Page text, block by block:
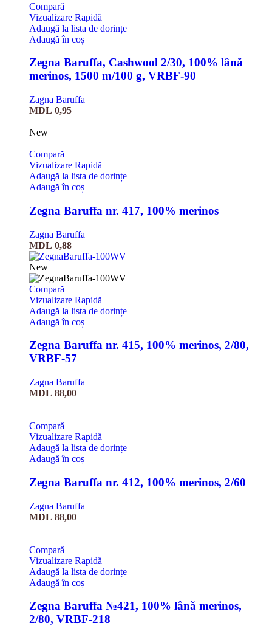
Compară
Vizualizare Rapidă
Adaugă la lista de dorințe
Adaugă în coș
Zegna Baruffa, Cashwool 2/30, 100% lână
merinos, 1500 m/100 g, VRBF-90
Zagna Baruffa
MDL 0,95
New
Compară
Vizualizare Rapidă
Adaugă la lista de dorințe
Adaugă în coș
Zegna Baruffa nr. 417, 100% merinos
Zagna Baruffa
MDL 0,88
New
Compară
Vizualizare Rapidă
Adaugă la lista de dorințe
Adaugă în coș
Zegna Baruffa nr. 415, 100% merinos, 2/80,
VRBF-57
Zagna Baruffa
MDL 88,00
Compară
Vizualizare Rapidă
Adaugă la lista de dorințe
Adaugă în coș
Zegna Baruffa nr. 412, 100% merinos, 2/60
Zagna Baruffa
MDL 88,00
Compară
Vizualizare Rapidă
Adaugă la lista de dorințe
Adaugă în coș
Zegna Baruffa №421, 100% lână merinos,
2/80, VRBF-218